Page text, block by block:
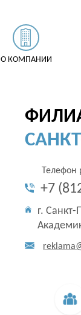
О КОМПАНИИ
+7
г. Санкт-